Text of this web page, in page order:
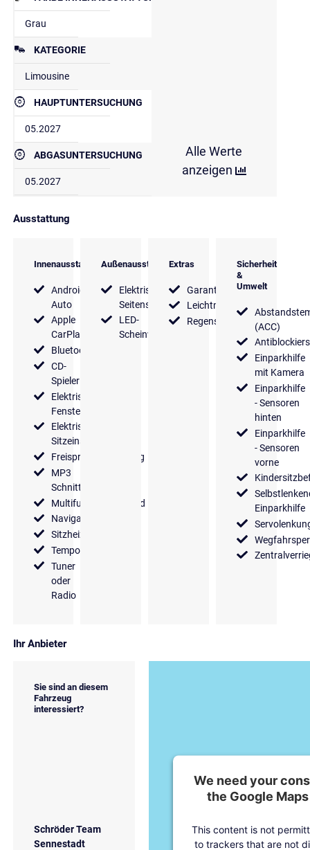
Grau
KATEGORIE
Limousine
HAUPTUNTERSUCHUNG
05.2027
ABGASUNTERSUCHUNG
05.2027
Alle Werte
anzeigen
Ausstattung
Innenausstattung
Android
Auto
Apple
CarPlay
Bluetooth
CD-
Spieler
Elektrische
Fensterheber
Elektrische
Sitzeinstellung
Freisprecheinrichtung
MP3
Schnittstelle
Multifunktionslenkrad
Navigationssystem
Sitzheizung
Tempomat
Tuner
oder
Radio
Außenausstattung
Elektrische
Seitenspiegel
LED-
Scheinwerfer
Extras
Garantie
Leichtmetallfelgen
Regensensor
Sicherheit
&
Umwelt
(ACC)
Einparkhilfe
mit Kamera
Einparkhilfe
- Sensoren
hinten
Einparkhilfe
- Sensoren
vorne
Einparkhilfe
Ihr Anbieter
Sie sind an diesem
Fahrzeug
interessiert?
Schröder Team
Sennestadt
We need your
the Google
This content is not
to trackers that are not